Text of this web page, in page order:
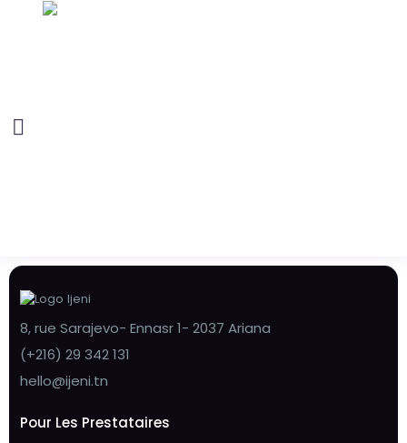
8, rue Sarajevo- Ennasr 1- 2037 Ariana
(+216) 29 342 131
hello@ijeni.tn
Pour Les Prestataires